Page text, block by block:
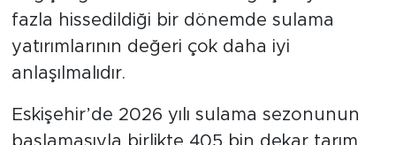
değişikliğinin etkilerinin her geçen yıl daha
fazla hissedildiği bir dönemde sulama
yatırımlarının değeri çok daha iyi
Eskişehir’de 2026 yılı sulama sezonunun